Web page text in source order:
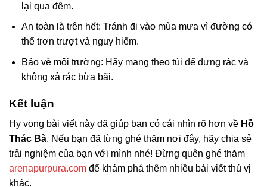
lại qua đêm.
An toàn là trên hết: Tránh đi vào mùa mưa vì đường có
thể trơn trượt và nguy hiểm.
Bảo vệ môi trường: Hãy mang theo túi để đựng rác và
không xả rác bừa bãi.
Kết luận
Hy vọng bài viết này đã giúp bạn có cái nhìn rõ hơn về Hồ
Thác Bà. Nếu bạn đã từng ghé thăm nơi đây, hãy chia sẻ
trải nghiệm của bạn với mình nhé! Đừng quên ghé thăm
arenapurpura.com để khám phá thêm nhiều bài viết thú vị
khác.